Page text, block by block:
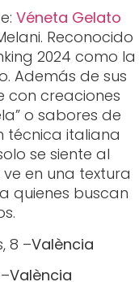
Véneta Gelato
Reconocido
2024 como la
Además de sus
con creaciones
o sabores de
italiana
se siente al
en una textura
quienes buscan
8 –València
València